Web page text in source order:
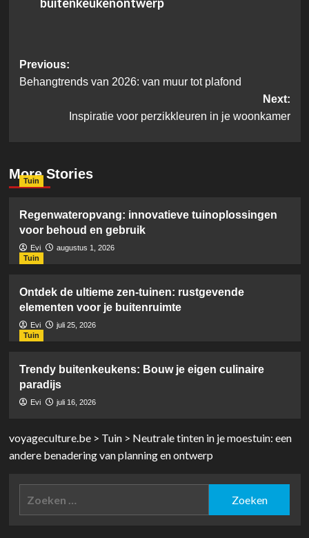
buitenkeukenontwerp
Post
navigation
Previous:
Behangtrends van 2026: van muur tot plafond
Next:
Inspiratie voor perzikkleuren in je woonkamer
More Stories
Tuin
Regenwateropvang: innovatieve tuinoplossingen
voor behoud en gebruik
Evi
augustus 1, 2026
Tuin
Ontdek de ultieme zen-tuinen: rustgevende
elementen voor je buitenruimte
Evi
juli 25, 2026
Tuin
Trendy buitenkeukens: Bouw je eigen culinaire
paradijs
Evi juli 16, 2026
voyageculture.be> Tuin> Neutrale tinten in je moestuin: een
andere benadering van planning en ontwerp